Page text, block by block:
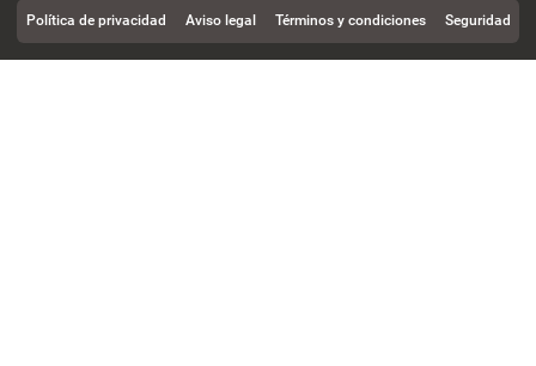
Política de privacidad Aviso legal Términos y condiciones Seguridad